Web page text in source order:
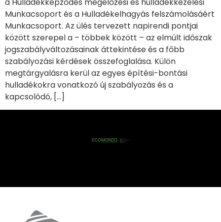
Munkacsoport és a Hulladékelhagyás felszámolásáért
Munkacsoport. Az ülés tervezett napirendi pontjai
között szerepel a – többek között – az elmúlt időszak
jogszabályváltozásainak áttekintése és a főbb
szabályozási kérdések összefoglalása. Külön
megtárgyalásra kerül az egyes építési-bontási
hulladékokra vonatkozó új szabályozás és a
kapcsolódó, […]